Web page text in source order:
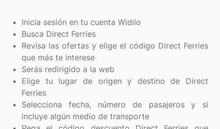
Inicia sesión en tu cuenta Widilo
Busca Direct Ferries
Revisa las ofertas y elige el código Direct Ferries
que más te interese
Serás redirigido a la web
Elige tu lugar de origen y destino de Direct
Ferries
Selecciona fecha, número de pasajeros y si
incluye algún medio de transporte